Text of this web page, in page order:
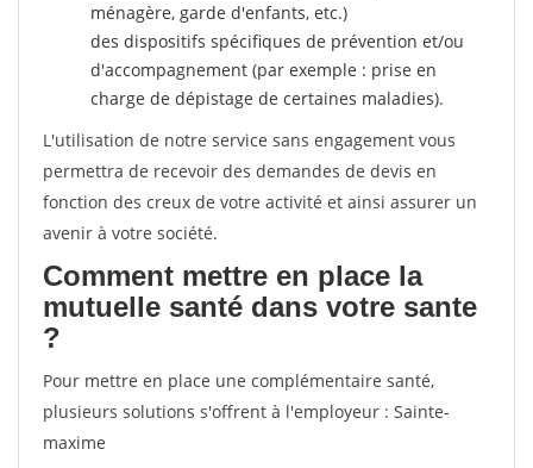
ménagère, garde d'enfants, etc.)
des dispositifs spécifiques de prévention et/ou
d'accompagnement (par exemple : prise en
charge de dépistage de certaines maladies).
L'utilisation de notre service sans engagement vous
permettra de recevoir des demandes de devis en
fonction des creux de votre activité et ainsi assurer un
avenir à votre société.
Comment mettre en place la
mutuelle santé dans votre sante
?
Pour mettre en place une complémentaire santé,
plusieurs solutions s'offrent à l'employeur : Sainte-
maxime